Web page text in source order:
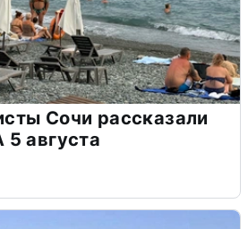
Сочи рассказали
августа